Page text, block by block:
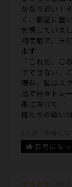
かなり近い！
く、部屋に置
を探していま
初使用で、汗
来ず
「これだ、こ
でできない、
現在、私はス
品で日々トレ
番に向けて…
俺たちの戦い
参考にな